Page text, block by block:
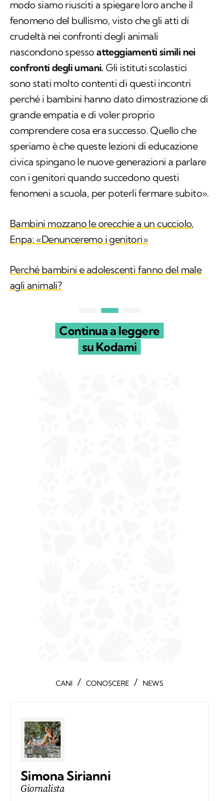
nascondono spesso atteggiamenti simili nei
confronti degli umani. Gli istituti scolastici
sono stati molto contenti di questi incontri
perché i bambini hanno dato dimostrazione di
grande empatia e di voler proprio
comprendere cosa era successo. Quello che
speriamo è che queste lezioni di educazione
civica spingano le nuove generazioni a parlare
con i genitori quando succedono questi
fenomeni a scuola, per poterli fermare subito».
Bambini mozzano le orecchie a un cucciolo,
Enpa: «Denunceremo i genitori»
Perché bambini e adolescenti fanno del male
agli animali?
Continua a leggere
su Kodami
Simona Sirianni
Giornalista